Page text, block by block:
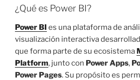
¿Qué es Power BI?
Power BI es una plataforma de
visualización interactiva
que forma parte de su ecosistema
Platform, junto con Power Apps,
Power Pages. Su propósito es